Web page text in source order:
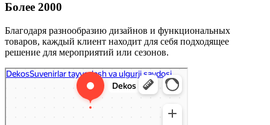
Более 2000
Благодаря разнообразию дизайнов и функциональных
товаров, каждый клиент находит для себя подходящее
решение для мероприятий или сезонов.